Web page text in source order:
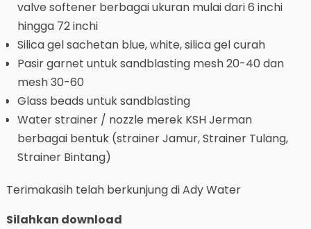
valve softener berbagai ukuran mulai dari 6 inchi
hingga 72 inchi
Silica gel sachetan blue, white, silica gel curah
Pasir garnet untuk sandblasting mesh 20-40 dan
mesh 30-60
Glass beads untuk sandblasting
Water strainer / nozzle merek KSH Jerman
berbagai bentuk (strainer Jamur, Strainer Tulang,
Strainer Bintang)
Terimakasih telah berkunjung di Ady Water
Silahkan download